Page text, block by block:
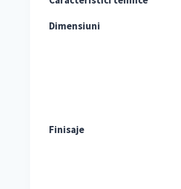
Dimensiuni
Finisaje